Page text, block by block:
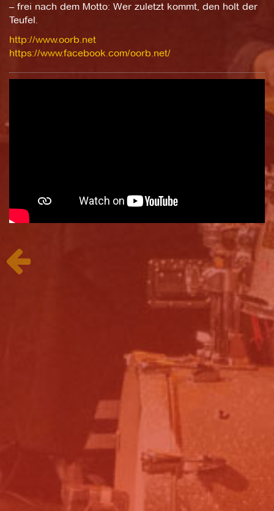
– frei nach dem Motto: Wer zuletzt kommt, den holt der
Teufel.
http://www.oorb.net
https://www.facebook.com/oorb.net/